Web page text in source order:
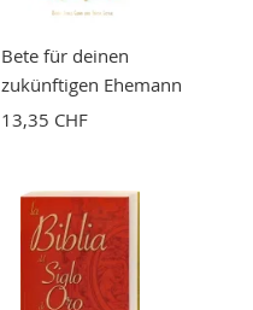
Bete für deinen
zukünftigen Ehemann
13,35 CHF